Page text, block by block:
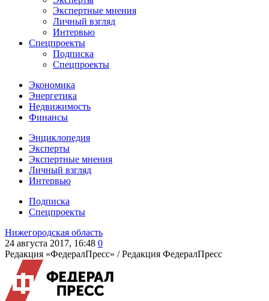
Экспертные мнения
Личный взгляд
Интервью
Спецпроекты
Подписка
Спецпроекты
Экономика
Энергетика
Недвижимость
Финансы
Энциклопедия
Эксперты
Экспертные мнения
Личный взгляд
Интервью
Подписка
Спецпроекты
Нижегородская область
24 августа 2017, 16:48 0
Редакция «ФедералПресс» /Редакция ФедералПресс